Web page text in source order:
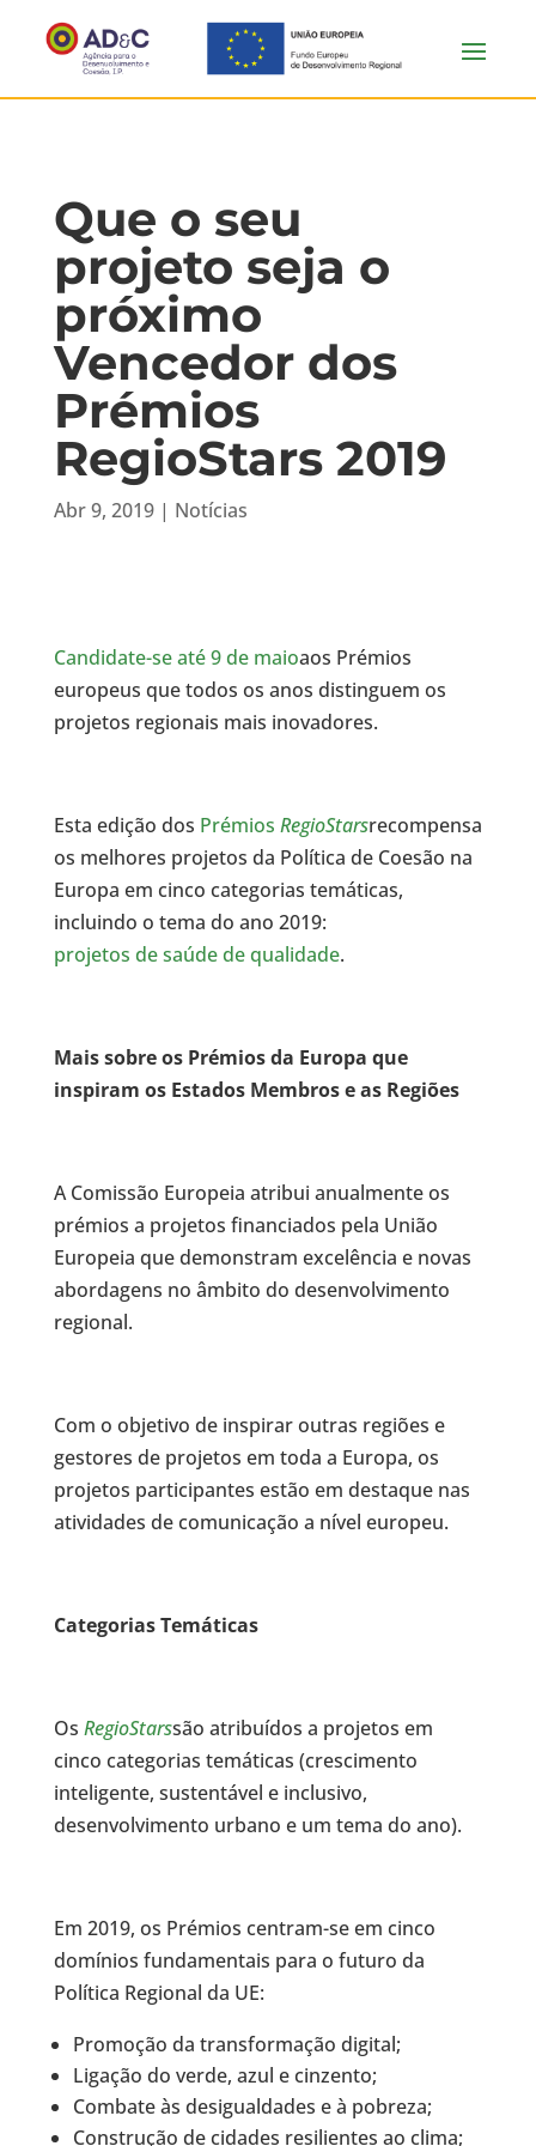
Que o seu
projeto seja o
próximo
Vencedor dos
Prémios
RegioStars 2019
Abr 9, 2019| Notícias
Candidate-se até 9 de maioaos Prémios
europeus que todos os anos distinguem os
projetos regionais mais inovadores.
Esta edição dos Prémios RegioStarsrecompensa
os melhores projetos da Política de Coesão na
Europa em cinco categorias temáticas,
incluindo o tema do ano 2019:
projetos de saúde de qualidade.
Mais sobre os Prémios da Europa que
inspiram os Estados Membros e as Regiões
A Comissão Europeia atribui anualmente os
prémios a projetos financiados pela União
Europeia que demonstram excelência e novas
abordagens no âmbito do desenvolvimento
regional.
Com o objetivo de inspirar outras regiões e
gestores de projetos em toda a Europa, os
projetos participantes estão em destaque nas
atividades de comunicação a nível europeu.
Categorias Temáticas
Os RegioStarssão atribuídos a projetos em
cinco categorias temáticas (crescimento
inteligente, sustentável e inclusivo,
desenvolvimento urbano e um tema do ano).
Em 2019, os Prémios centram-se em cinco
domínios fundamentais para o futuro da
Política Regional da UE:
Promoção da transformação digital;
Ligação do verde, azul e cinzento;
Combate às desigualdades e à pobreza;
Construção de cidades resilientes ao clima;